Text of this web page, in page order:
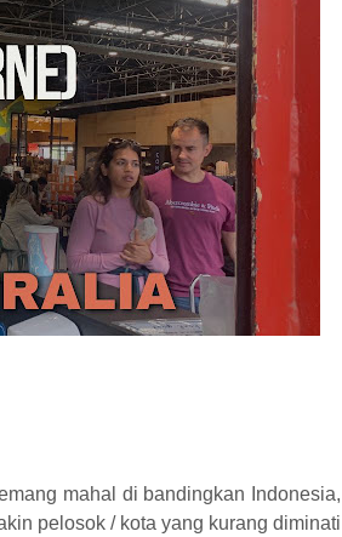
mahal di bandingkan Indonesia,
pelosok / kota yang kurang diminati